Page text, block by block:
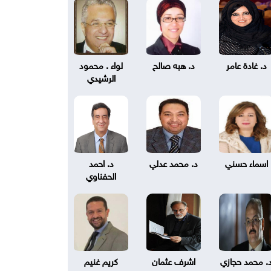
د. غادة عامر د. هبه صالح
لواء . محمود
الرشيدي
اسماء حسني د. محمد عدلي
د. احمد
الحفناوي
محمد حجازي اشرف عثمان كريم غنيم